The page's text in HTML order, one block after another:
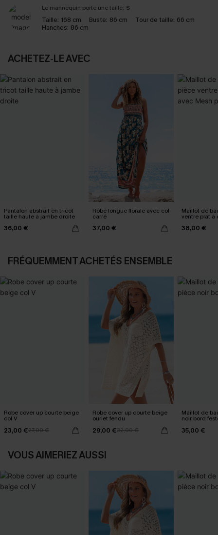
Le mannequin porte une taille: S
Taille: 168 cm Buste: 86 cm Tour de taille: 66 cm
Hanches: 86 cm
ACHETEZ‑LE AVEC
Pantalon abstrait en tricot
taille haute à jambe droite
36,00 €
Robe longue florale avec col
carré
37,00 €
Maillot de
ventre plat à
Mesh power
38,00 €
FRÉQUEMMENT ACHETÉS ENSEMBLE
Robe cover up courte beige
col V
23,00 €27,00 €
Robe cover up courte beige
ourlet fendu
29,00 €32,00 €
Maillot de
noir bord
35,00 €
VOUS AIMERIEZ AUSSI